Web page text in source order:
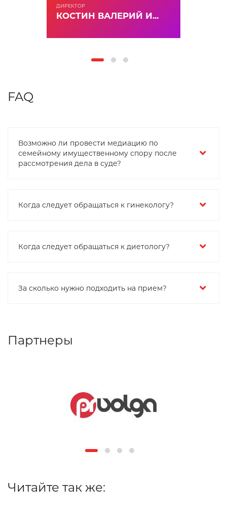
ДИРЕКТОР
КОСТИН ВАЛЕРИЙ И...
FAQ
Возможно ли провести медиацию по
семейному имущественному спору после
рассмотрения дела в суде?
Когда следует обращаться к гинекологу?
Когда следует обращаться к диетологу?
За сколько нужно подходить на прием?
Партнеры
Читайте так же: